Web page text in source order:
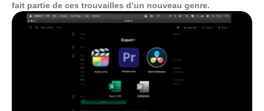
fait partie de ces trouvailles d’un nouveau genre.